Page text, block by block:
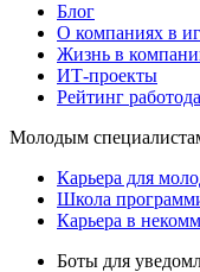
Блог
О компаниях в
Жизнь в
ИТ-проекты
Рейтинг
Молодым
Карьера для
Школа
Карьера в
Боты для